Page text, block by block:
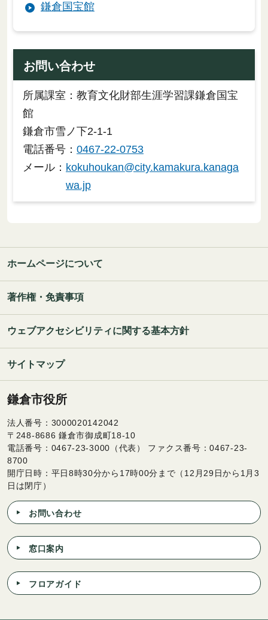
鎌倉国宝館
お問い合わせ
所属課室：教育文化財部生涯学習課鎌倉国宝
館
鎌倉市雪ノ下2-1-1
電話番号： 0467-22-0753
メール： kokuhoukan@city.kamakura.kanaga
wa.jp
ホームページについて
著作権・免責事項
ウェブアクセシビリティに関する基本方針
サイトマップ
鎌倉市役所
法人番号：3000020142042
〒248-8686 鎌倉市御成町18-10
電話番号：0467-23-3000（代表） ファクス番号：0467-23-
8700
開庁日時：平日8時30分から17時00分まで（12月29日から1月3
日は閉庁）
お問い合わせ
窓口案内
フロアガイド